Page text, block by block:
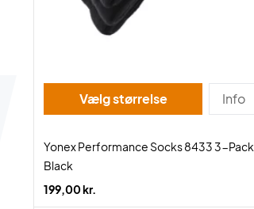
Vælg størrelse Info
Yonex Performance Socks 8433 3-Pack
Black
199,00 kr.